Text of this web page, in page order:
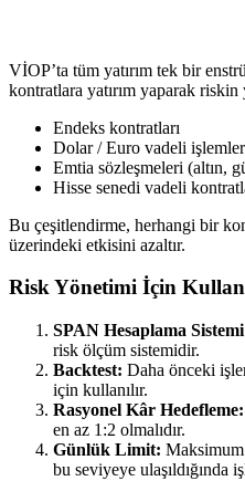
VİOP’ta tüm yatırım tek bir
kontratlara yatırım yaparak riskin
Endeks kontratları
Dolar / Euro vadeli işlemler
Emtia sözleşmeleri (altın,
Hisse senedi vadeli
Bu çeşitlendirme, herhangi bir
üzerindeki etkisini azaltır.
Risk Yönetimi İçin
SPAN Hesaplama
risk ölçüm sistemidir.
Backtest: Daha önceki
için kullanılır.
Rasyonel Kâr Hedefleme:
en az 1:2 olmalıdır.
Günlük Limit:
bu seviyeye ulaşıldığında